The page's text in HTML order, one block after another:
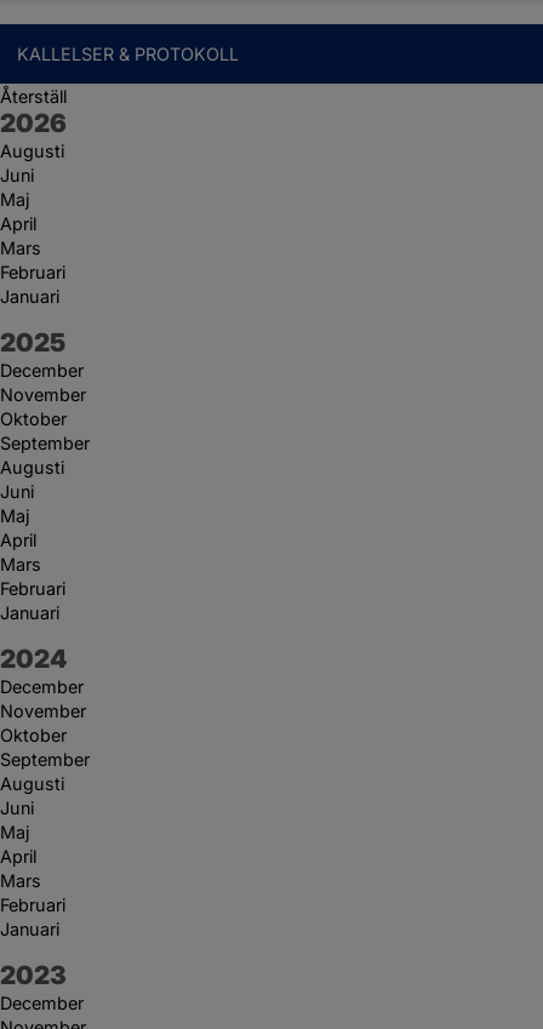
KALLELSER & PROTOKOLL
Återställ
År:
2026
Augusti
Juni
Maj
April
Mars
Februari
Januari
År:
2025
December
November
Oktober
September
Augusti
Juni
Maj
April
Mars
Februari
Januari
År:
2024
December
November
Oktober
September
Augusti
Juni
Maj
April
Mars
Februari
Januari
År:
2023
December